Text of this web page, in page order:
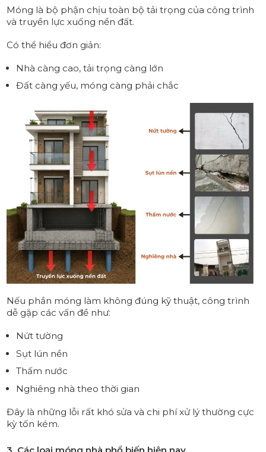
Móng là bộ phận chịu toàn bộ tải trọng của công trình
và truyền lực xuống nền đất.
Có thể hiểu đơn giản:
Nhà càng cao, tải trọng càng lớn
Đất càng yếu, móng càng phải chắc
Nếu phần móng làm không đúng kỹ thuật, công trình
dễ gặp các vấn đề như:
Nứt tường
Sụt lún nền
Thấm nước
Nghiêng nhà theo thời gian
Đây là những lỗi rất khó sửa và chi phí xử lý thường cực
kỳ tốn kém.
3. Các loại móng nhà phổ biến hiện nay